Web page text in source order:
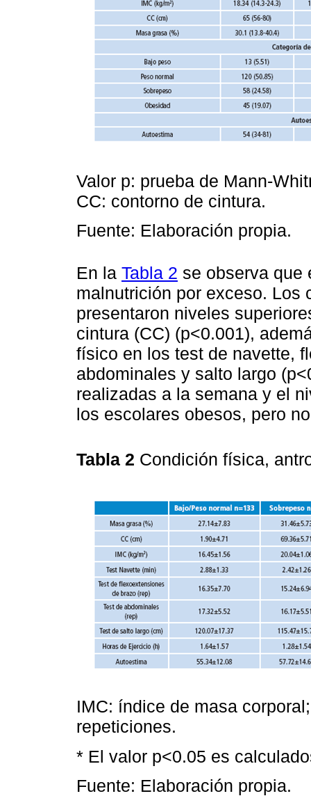
Valor p: prueba de Mann-
CC: contorno de cintura.
Fuente: Elaboración propia.
En la Tabla 2 se observa que
malnutrición por exceso. Los
presentaron niveles
cintura (CC) (p<0.001),
físico en los test de navette,
abdominales y salto largo
realizadas a la semana y el
los escolares obesos, pero
Tabla 2 Condición física,
IMC: índice de masa
repeticiones.
* El valor p<0.05 es
Fuente: Elaboración propia.